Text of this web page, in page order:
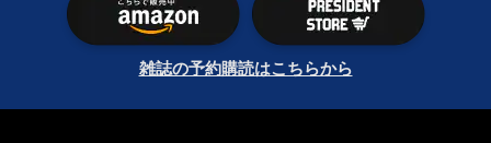
雑誌の予約購読はこちらから